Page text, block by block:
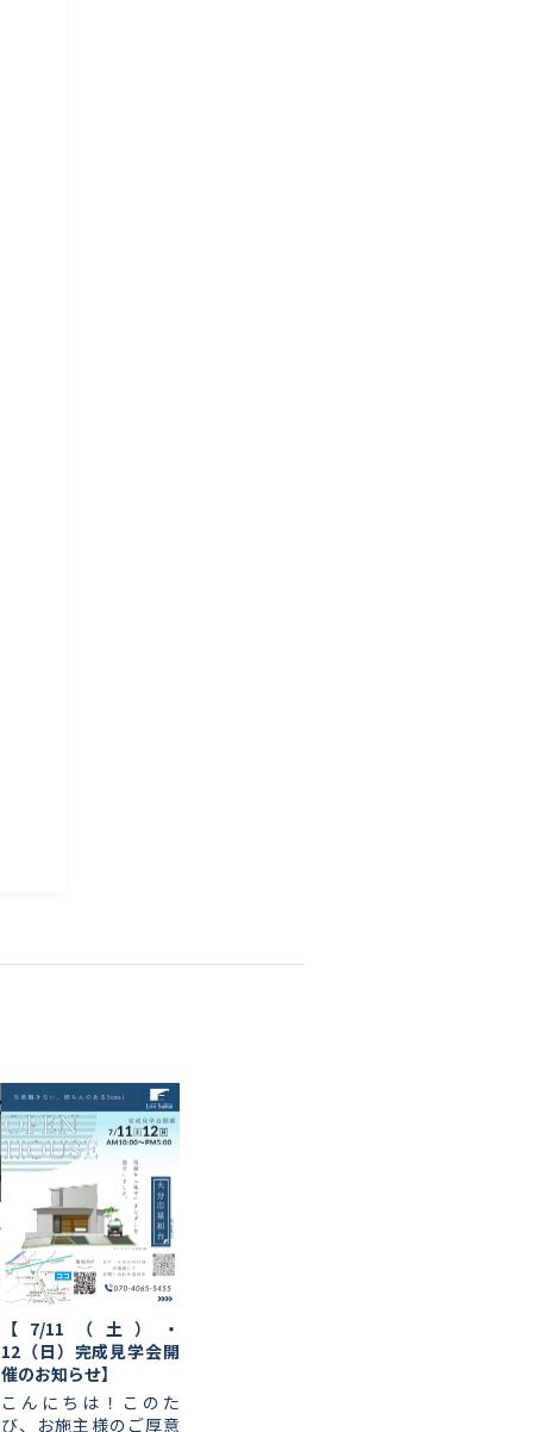
【7/11（土）・
12（日）完成見学会開
催のお知らせ】
こんにちは！このた
び、お施主様のご厚意